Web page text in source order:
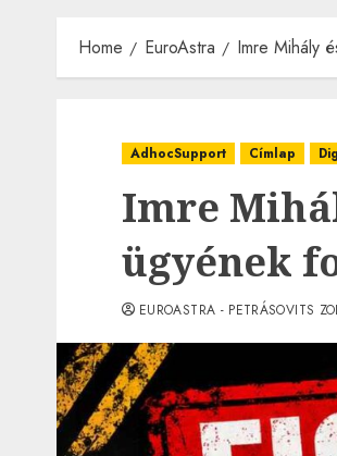
Home EuroAstra Imre Mihály
AdhocSupport Címlap
Imre
ügyének
EUROASTRA - PETRÁSOVITS